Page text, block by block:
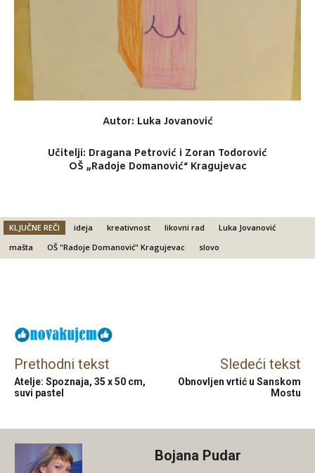
Autor: Luka Jovanović
Učitelji: Dragana Petrović i Zoran Todorović
OŠ „Radoje Domanović“ Kragujevac
KLJUČNE REČI ideja kreativnost likovni rad
Luka Jovanović
mašta
OŠ "Radoje Domanović" Kragujevac slovo
Prethodni tekst
Atelje: Spoznaja, 35 x 50 cm,
suvi pastel
Sledeći tekst
Obnovljen vrtić u Sanskom
Mostu
Bojana Pudar